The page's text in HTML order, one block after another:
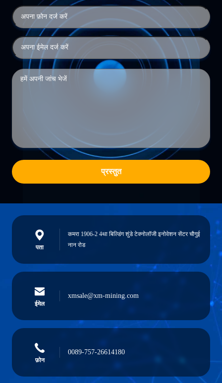
प्रस्तुत
पता
कमरा 1906-2 4था बिल्डिंग शुंडे टेक्नोलॉजी इनोवेशन सेंटर चौगुई
नान रोड
ईमेल
xmsale@xm-mining.com
फ़ोन
0089-757-26614180